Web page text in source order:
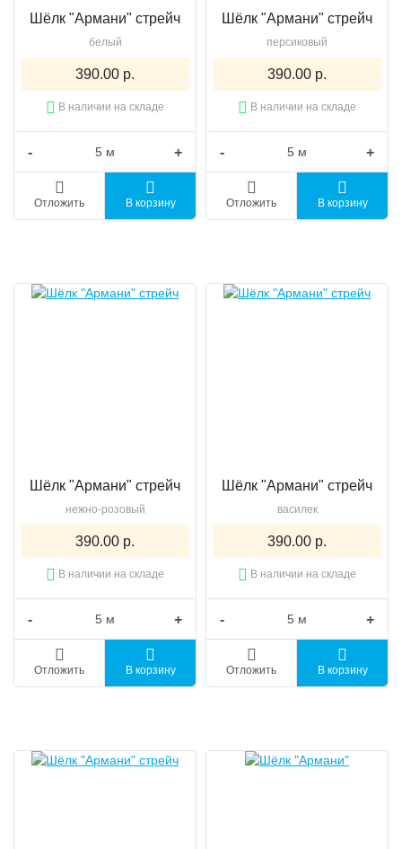
Шёлк "Армани" стрейч
белый
390.00 р.
В наличии на складе
- +
Отложить В корзину
Шёлк "Армани" стрейч
персиковый
390.00 р.
В наличии на складе
- +
Отложить В корзину
Шёлк "Армани" стрейч
нежно-розовый
390.00 р.
В наличии на складе
- +
Отложить В корзину
Шёлк "Армани" стрейч
василек
390.00 р.
В наличии на складе
- +
Отложить В корзину